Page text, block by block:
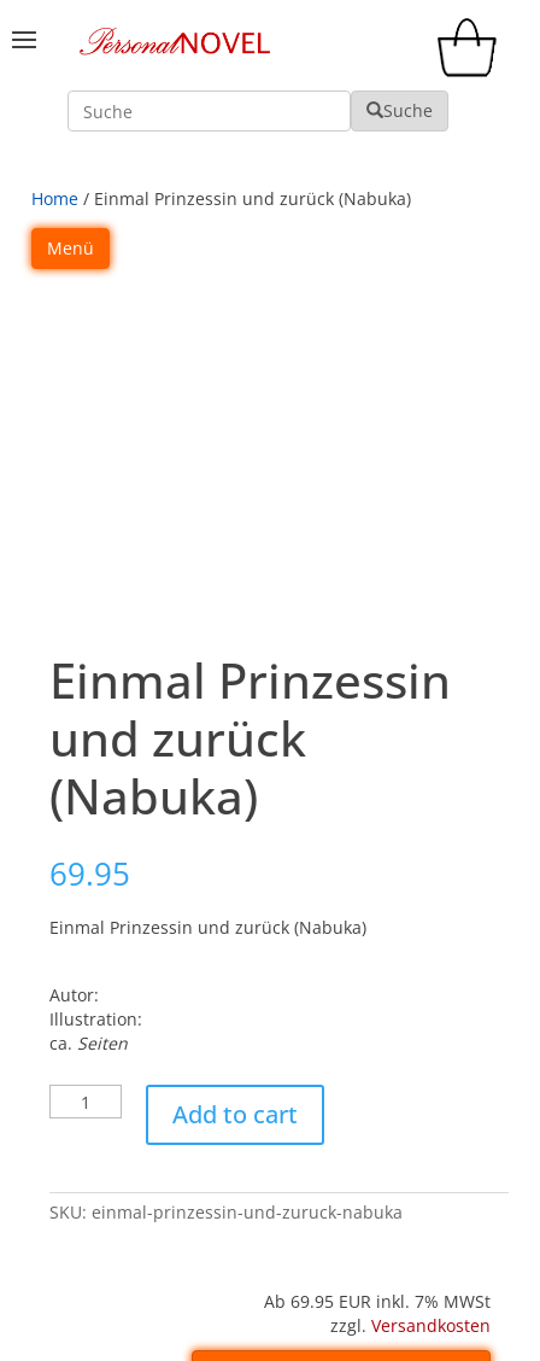
Suche Suche
Home / Einmal Prinzessin und zurück (Nabuka)
Menü
Einmal Prinzessin
und zurück
(Nabuka)
69.95
Einmal Prinzessin und zurück (Nabuka)
Autor:
Illustration:
ca. Seiten
Einmal
Prinzessin
(Nabuka)
quantity
Add to cart
SKU:einmal-prinzessin-und-zuruck-nabuka
Ab 69.95 EUR inkl. 7% MWSt
zzgl. Versandkosten